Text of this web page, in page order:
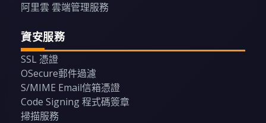
阿里雲 雲端管理服務
資安服務
SSL 憑證
OSecure郵件過濾
S/MIME Email信箱憑證
Code Signing 程式碼簽章
掃描服務